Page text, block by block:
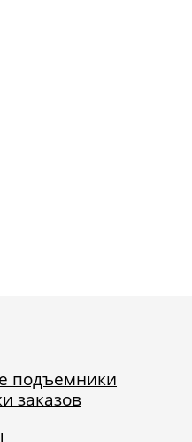
подъемники
заказов